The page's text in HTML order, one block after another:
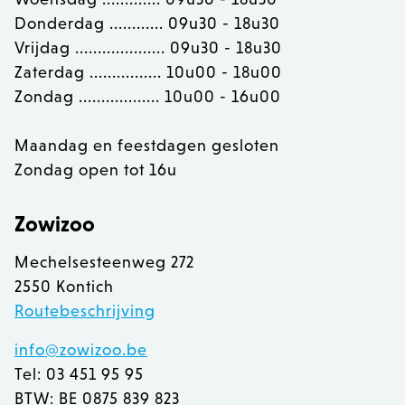
Donderdag ............ 09u30 - 18u30
Vrijdag .................... 09u30 - 18u30
Zaterdag ................ 10u00 - 18u00
Zondag .................. 10u00 - 16u00
Maandag en feestdagen gesloten
Zondag open tot 16u
Zowizoo
Mechelsesteenweg 272
2550 Kontich
Routebeschrijving
info@zowizoo.be
Tel: 03 451 95 95
BTW: BE 0875 839 823
OptanonConsent
recently_viewed_product